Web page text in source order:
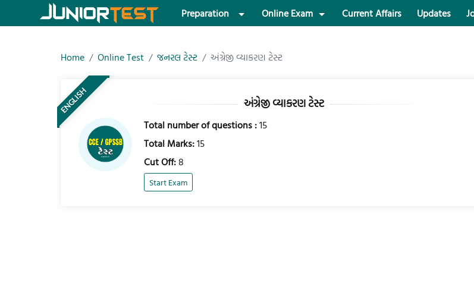
Preparation Online Exam Current Affairs Updates
Home Online Test જનરલ ટેસ્ટ અંગ્રેજી વ્યાકરણ ટેસ્ટ
ENGLISH અંગ્રેજી વ્યાકરણ ટેસ્ટ
Total number of questions :15
Total Marks:15
Cut Off:8
Start Exam